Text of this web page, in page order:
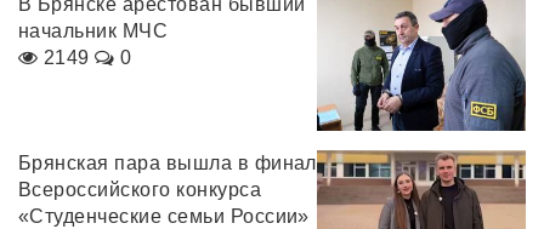
В Брянске арестован бывший
начальник МЧС
2149
0
Брянская пара вышла в финал
Всероссийского конкурса
«Студенческие семьи России»